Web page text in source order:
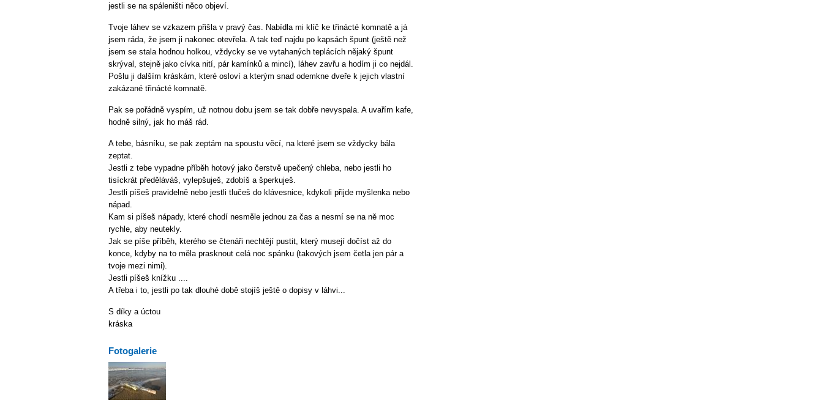
jestli se na spáleništi něco objeví.
Tvoje láhev se vzkazem přišla v pravý čas. Nabídla mi klíč ke třinácté komnatě a já
jsem ráda, že jsem ji nakonec otevřela. A tak teď najdu po kapsách špunt (ještě než
jsem se stala hodnou holkou, vždycky se ve vytahaných teplácích nějaký špunt
skrýval, stejně jako cívka nití, pár kamínků a mincí), láhev zavřu a hodím ji co nejdál.
Pošlu ji dalším kráskám, které osloví a kterým snad odemkne dveře k jejich vlastní
zakázané třinácté komnatě.
Pak se pořádně vyspím, už notnou dobu jsem se tak dobře nevyspala. A uvařím kafe,
hodně silný, jak ho máš rád.
A tebe, básníku, se pak zeptám na spoustu věcí, na které jsem se vždycky bála
zeptat.
Jestli z tebe vypadne příběh hotový jako čerstvě upečený chleba, nebo jestli ho
tisíckrát předěláváš, vylepšuješ, zdobíš a šperkuješ.
Jestli píšeš pravidelně nebo jestli tlučeš do klávesnice, kdykoli přijde myšlenka nebo
nápad.
Kam si píšeš nápady, které chodí nesměle jednou za čas a nesmí se na ně moc
rychle, aby neutekly.
Jak se píše příběh, kterého se čtenáři nechtějí pustit, který musejí dočíst až do
konce, kdyby na to měla prasknout celá noc spánku (takových jsem četla jen pár a
tvoje mezi nimi).
Jestli píšeš knížku ....
A třeba i to, jestli po tak dlouhé době stojíš ještě o dopisy v láhvi...
S díky a úctou
kráska
Fotogalerie